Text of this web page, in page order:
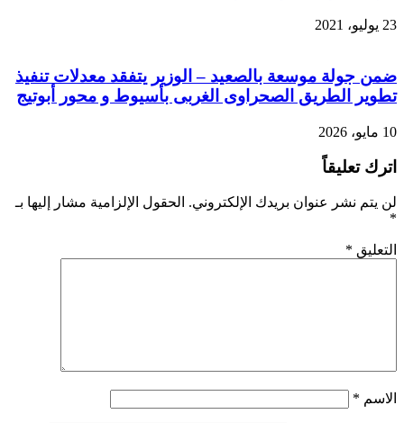
23 يوليو، 2021
ضمن جولة موسعة بالصعيد – الوزير يتفقد معدلات تنفيذ
تطوير الطريق الصحراوى الغربى بأسيوط و محور أبوتيج
10 مايو، 2026
اترك تعليقاً
لن يتم نشر عنوان بريدك الإلكتروني. الحقول الإلزامية مشار إليها بـ
*
التعليق *
الاسم *